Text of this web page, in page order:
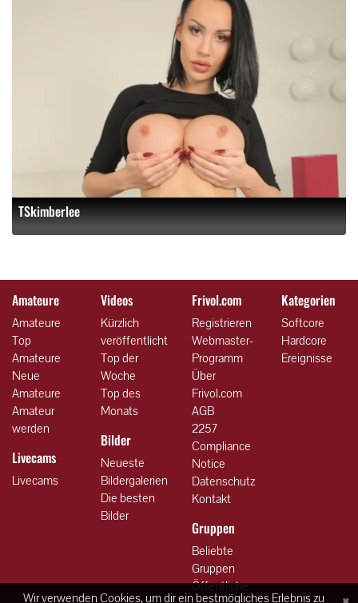
TSkimberlee
Amateure
Amateure
Top
Amateure
Neue
Amateure
Amateur
werden
Livecams
Livecams
Videos
Kürzlich
veröffentlicht
Top der
Woche
Top des
Monats
Bilder
Neueste
Bildergalerien
Die besten
Bilder
Frivol.com
Registrieren
Webmaster-
Programm
Über
Frivol.com
AGB
2257
Compliance
Notice
Datenschutz
Kontakt
Gruppen
Beliebte
Gruppen
Öffentliche
Kategorien
Softcore
Hardcore
Ereignisse
Wir verwenden Cookies, um dir ein bestmögliches Erlebnis zu